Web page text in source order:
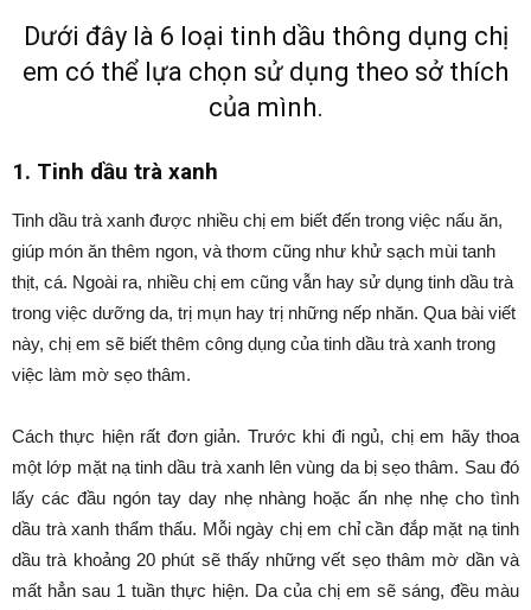
Dưới đây là 6 loại tinh dầu thông dụng chị
em có thể lựa chọn sử dụng theo sở thích
của mình.
1. Tinh dầu trà xanh
Tinh dầu trà xanh được nhiều chị em biết đến trong việc nấu ăn,
giúp món ăn thêm ngon, và thơm cũng như khử sạch mùi tanh
thịt, cá. Ngoài ra, nhiều chị em cũng vẫn hay sử dụng tinh dầu trà
trong việc dưỡng da, trị mụn hay trị những nếp nhăn. Qua bài viết
này, chị em sẽ biết thêm công dụng của tinh dầu trà xanh trong
việc làm mờ sẹo thâm.
Cách thực hiện rất đơn giản. Trước khi đi ngủ, chị em hãy thoa
một lớp mặt nạ tinh dầu trà xanh lên vùng da bị sẹo thâm. Sau đó
lấy các đầu ngón tay day nhẹ nhàng hoặc ấn nhẹ nhẹ cho tình
dầu trà xanh thẩm thấu. Mỗi ngày chị em chỉ cần đắp mặt nạ tinh
dầu trà khoảng 20 phút sẽ thấy những vết sẹo thâm mờ dần và
mất hẳn sau 1 tuần thực hiện. Da của chị em sẽ sáng, đều màu